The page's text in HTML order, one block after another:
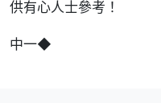
供有心人士參考！
中一◆